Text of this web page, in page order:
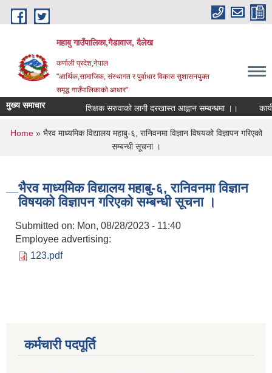
Skip to main content
महाबु गाउँपालिका,गैडावाज, दैलेख
कर्णाली प्रदेश,नेपाल
"आर्थिक,सामाजिक, संस्थागत र पुर्वाधार विकास सुशासनयुक्त
समृद्ध गाउँपालिकाकाे आधार"
मुख्य समाचार शिक्षक सरुवाको लागी दरखास्त आह्वान सम्बन्धमा ।।
You are here
Home» भैरव माध्यमिक विद्यालय महाबु-६, रानिवनमा विज्ञान विषयको विज्ञापन गरिएको
सम्बन्धी सूचना ।
भैरव माध्यमिक विद्यालय महाबु-६, रानिवनमा विज्ञान
विषयको विज्ञापन गरिएको सम्बन्धी सूचना ।
Submitted on: Mon, 08/28/2023 - 11:40
Employee advertising:
123.pdf
कर्मचारी पदपूर्ति